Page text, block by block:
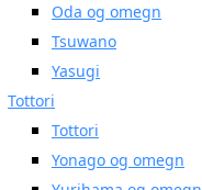
Oda og omegn
Tsuwano
Yasugi
Tottori
Tottori
Yonago og omegn